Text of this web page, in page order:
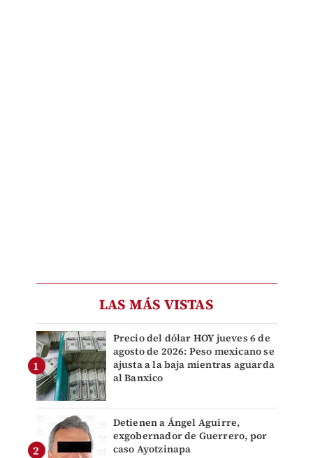
LAS MÁS VISTAS
Precio del dólar HOY jueves 6 de
agosto de 2026: Peso mexicano se
ajusta a la baja mientras aguarda
al Banxico
Detienen a Ángel Aguirre,
exgobernador de Guerrero, por
caso Ayotzinapa